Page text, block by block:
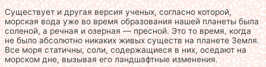
Существует и другая версия ученых, согласно которой,
морская вода уже во время образования нашей планеты была
соленой, а речная и озерная — пресной. Это то время, когда
не было абсолютно никаких живых существ на планете Земля.
Все моря статичны, соли, содержащиеся в них, оседают на
морском дне, вызывая его ландшафтные изменения.